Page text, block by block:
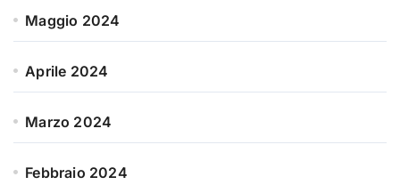
Maggio 2024
Aprile 2024
Marzo 2024
Febbraio 2024